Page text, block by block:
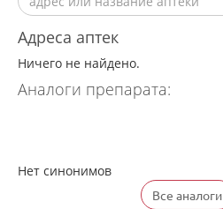
Адреса аптек
Ничего не найдено.
Аналоги препарата:
Нет синонимов
Все аналоги